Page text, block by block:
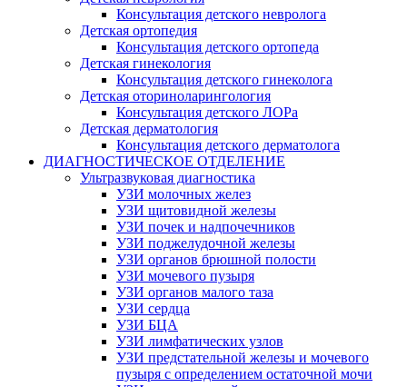
Консультация детского невролога
Детская ортопедия
Консультация детского ортопеда
Детская гинекология
Консультация детского гинеколога
Детская оториноларингология
Консультация детского ЛОРа
Детская дерматология
Консультация детского дерматолога
ДИАГНОСТИЧЕСКОЕ ОТДЕЛЕНИЕ
Ультразвуковая диагностика
УЗИ молочных желез
УЗИ щитовидной железы
УЗИ почек и надпочечников
УЗИ поджелудочной железы
УЗИ органов брюшной полости
УЗИ мочевого пузыря
УЗИ органов малого таза
УЗИ сердца
УЗИ БЦА
УЗИ лимфатических узлов
УЗИ предстательной железы и мочевого
пузыря с определением остаточной мочи